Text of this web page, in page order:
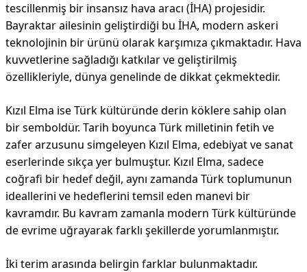
tescillenmiş bir insansız hava aracı (İHA) projesidir.
Bayraktar ailesinin geliştirdiği bu İHA, modern askeri
teknolojinin bir ürünü olarak karşımıza çıkmaktadır. Hava
kuvvetlerine sağladığı katkılar ve geliştirilmiş
özellikleriyle, dünya genelinde de dikkat çekmektedir.
Kızıl Elma ise Türk kültüründe derin köklere sahip olan
bir semboldür. Tarih boyunca Türk milletinin fetih ve
zafer arzusunu simgeleyen Kızıl Elma, edebiyat ve sanat
eserlerinde sıkça yer bulmuştur. Kızıl Elma, sadece
coğrafi bir hedef değil, aynı zamanda Türk toplumunun
ideallerini ve hedeflerini temsil eden manevi bir
kavramdır. Bu kavram zamanla modern Türk kültüründe
de evrime uğrayarak farklı şekillerde yorumlanmıştır.
İki terim arasında belirgin farklar bulunmaktadır.